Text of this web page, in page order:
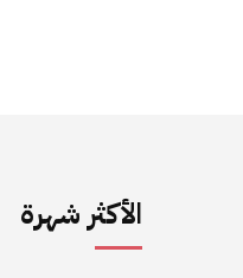
الأكثر شهرة